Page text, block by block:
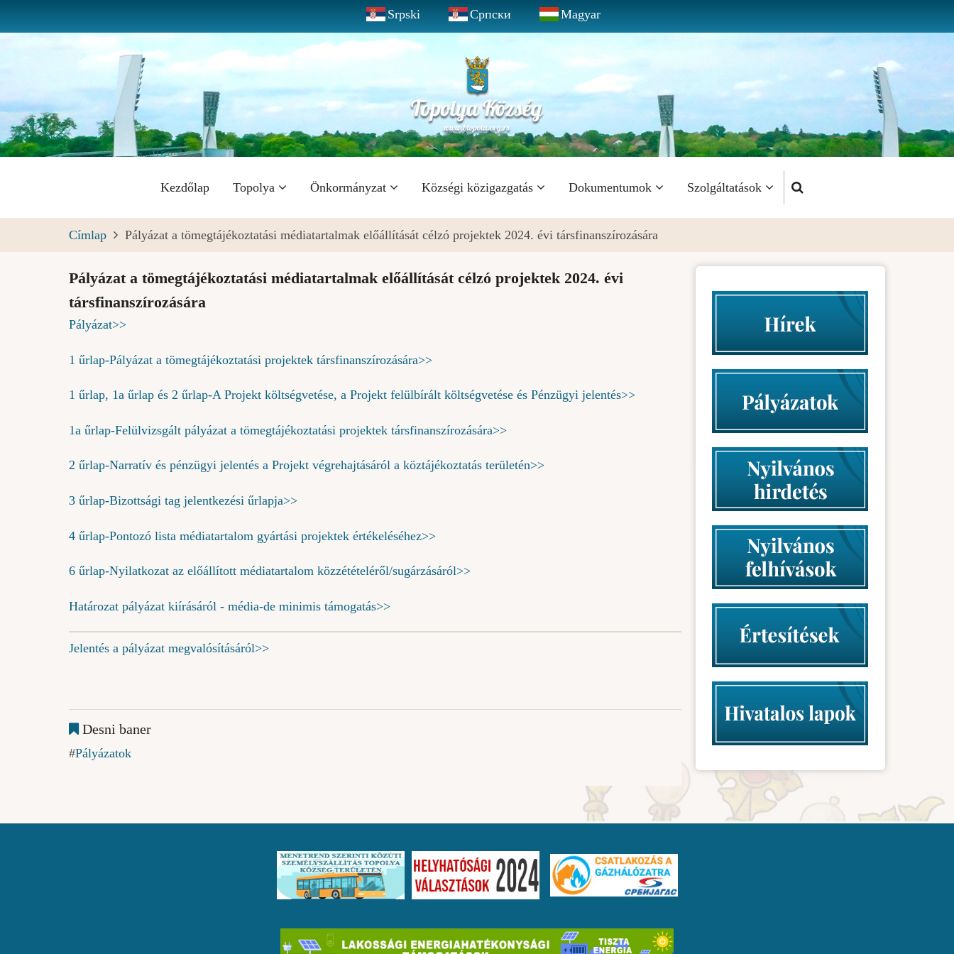
a
tartalomra
Srpski Српски Magyar
Fő
navigáció
Kezdőlap Topolya Önkormányzat Községi közigazgatás Dokumentumok Szolgáltatások
Címlap Pályázat a tömegtájékoztatási médiatartalmak előállítását célzó projektek 2024. évi társfinanszírozására
Pályázat a tömegtájékoztatási médiatartalmak előállítását célzó projektek 2024. évi
társfinanszírozására
Pályázat>>
1 űrlap-Pályázat a tömegtájékoztatási projektek társfinanszírozására>>
1 űrlap, 1a űrlap és 2 űrlap-A Projekt költségvetése, a Projekt felülbírált költségvetése és Pénzügyi jelentés>>
1a űrlap-Felülvizsgált pályázat a tömegtájékoztatási projektek társfinanszírozására>>
2 űrlap-Narratív és pénzügyi jelentés a Projekt végrehajtásáról a köztájékoztatás területén>>
3 űrlap-Bizottsági tag jelentkezési űrlapja>>
4 űrlap-Pontozó lista médiatartalom gyártási projektek értékeléséhez>>
6 űrlap-Nyilatkozat az előállított médiatartalom közzétételéről/sugárzásáról>>
Határozat pályázat kiírásáról - média-de minimis támogatás>>
Jelentés a pályázat megvalósításáról>>
Desni baner
Pályázatok